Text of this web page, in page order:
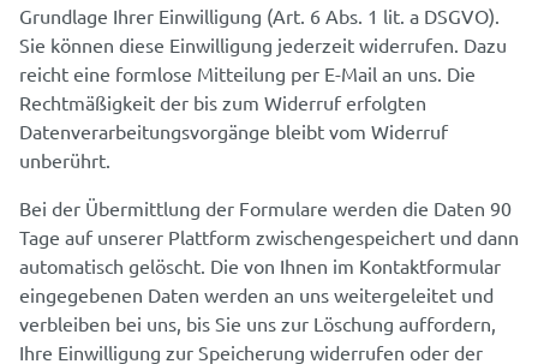
Grundlage Ihrer Einwilligung (Art. 6 Abs. 1 lit. a DSGVO).
Sie können diese Einwilligung jederzeit widerrufen. Dazu
reicht eine formlose Mitteilung per E-Mail an uns. Die
Rechtmäßigkeit der bis zum Widerruf erfolgten
Datenverarbeitungsvorgänge bleibt vom Widerruf
unberührt.
Bei der Übermittlung der Formulare werden die Daten 90
Tage auf unserer Plattform zwischengespeichert und dann
automatisch gelöscht. Die von Ihnen im Kontaktformular
eingegebenen Daten werden an uns weitergeleitet und
verbleiben bei uns, bis Sie uns zur Löschung auffordern,
Ihre Einwilligung zur Speicherung widerrufen oder der